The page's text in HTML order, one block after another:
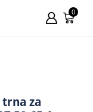
0
za